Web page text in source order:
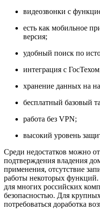
видеозвонки с
есть как мобильное
версия;
удобный поиск по
интеграция с
хранение данных на
бесплатный базовый
работа без VPN;
высокий уровень
Среди недостатков можно
подтверждения владения
применения, отсутствие
работы некоторых
для многих российских
безопасностью. Для
потребоваться доработка